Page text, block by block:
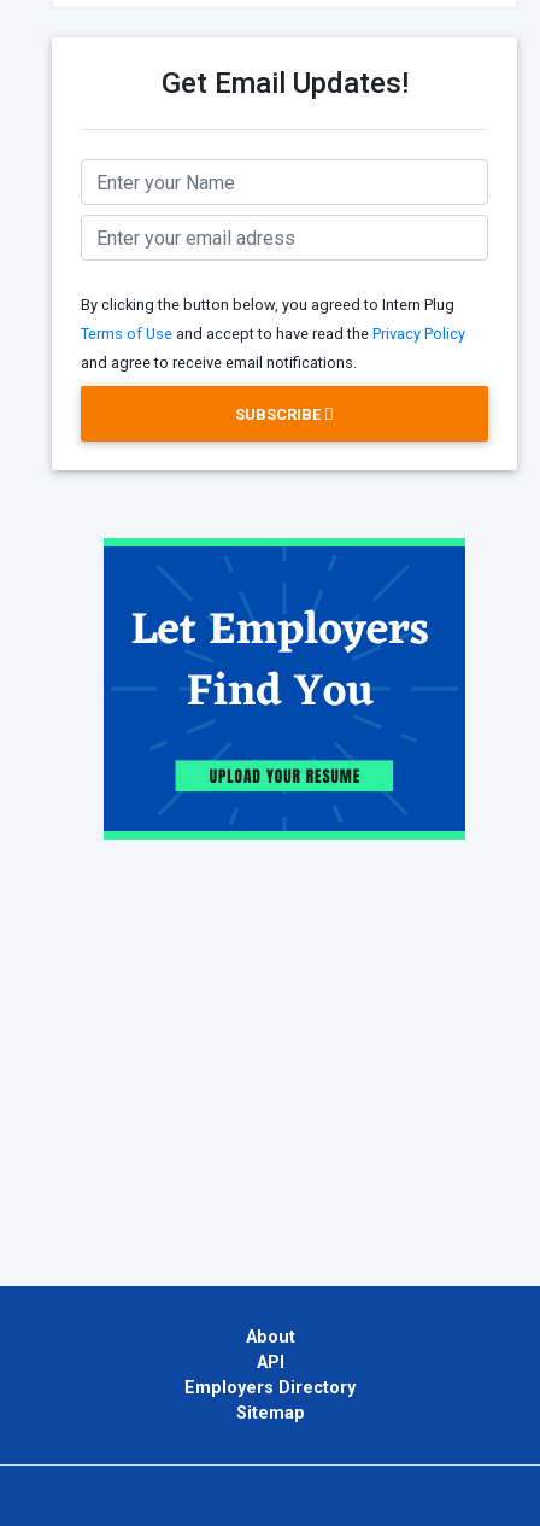
Get Email Updates!
By clicking the button below, you agreed to Intern Plug
Terms of Use and accept to have read the Privacy Policy
and agree to receive email notifications.
SUBSCRIBE
About
API
Employers Directory
Sitemap